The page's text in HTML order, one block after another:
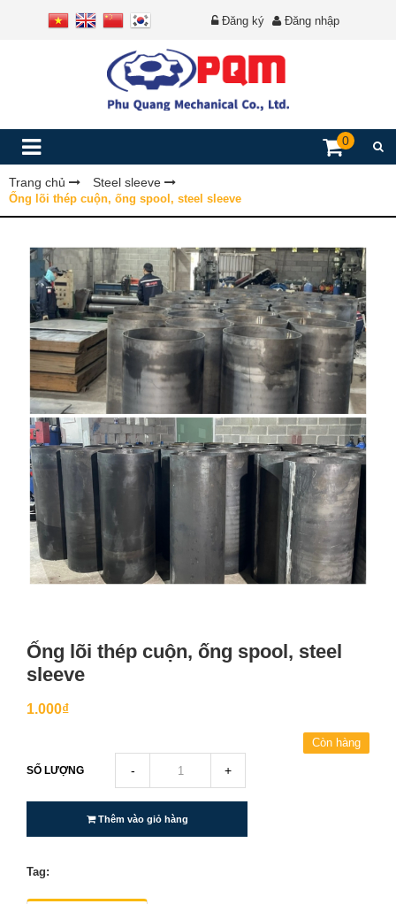
Đăng ký Đăng nhập
0
Trang chủ Steel sleeve
Ống lõi thép cuộn, ống spool, steel sleeve
Ống lõi thép cuộn, ống spool, steel
sleeve
1.000₫
Còn hàng
SỐ LƯỢNG - +
Thêm vào giỏ hàng
Tag: